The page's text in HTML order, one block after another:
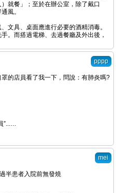
就餐」；至於在辦公室，除了戴口
風。
文具、桌面應進行必要的酒精消毒。
。而搭過電梯、去過餐廳及外出後，
pppp
的店員看了我一下，問說：有肺炎嗎?
”...…
mei
半患者入院前無發燒